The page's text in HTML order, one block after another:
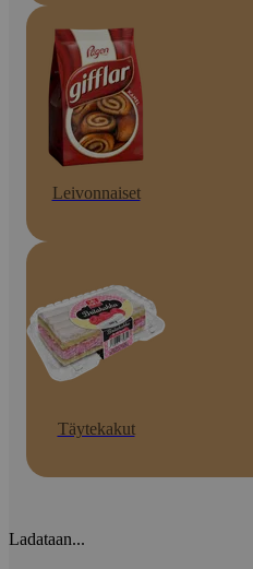
Leivonnaiset
Täytekakut
Ladataan...